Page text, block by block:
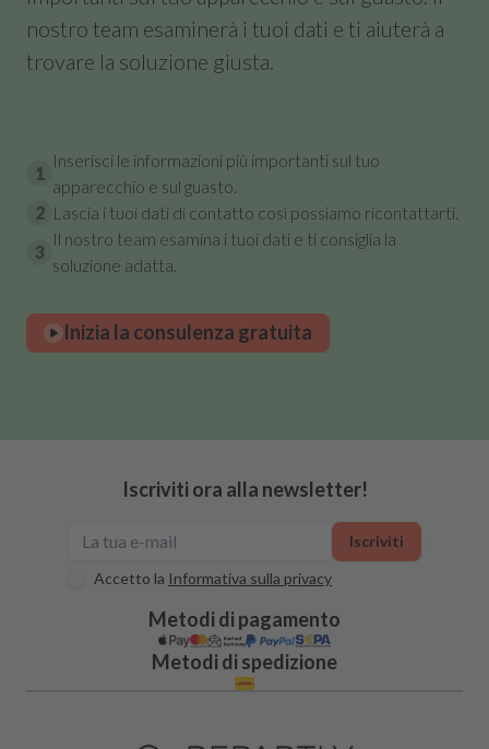
nostro team esaminerà i tuoi dati e ti aiuterà a
trovare la soluzione giusta.
1
Inserisci le informazioni più importanti sul tuo
apparecchio e sul guasto.
2 Lascia i tuoi dati di contatto così possiamo ricontattarti.
3
Il nostro team esamina i tuoi dati e ti consiglia la
soluzione adatta.
Inizia la consulenza gratuita
Iscriviti ora alla newsletter!
Accetto la Informativa sulla privacy
Iscriviti
Metodi di pagamento
Metodi di spedizione